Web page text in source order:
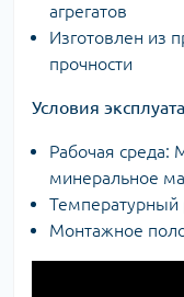
агрегатов
Изготовлен из
прочности
Условия
Рабочая среда:
минеральное
Температурный
Монтажное